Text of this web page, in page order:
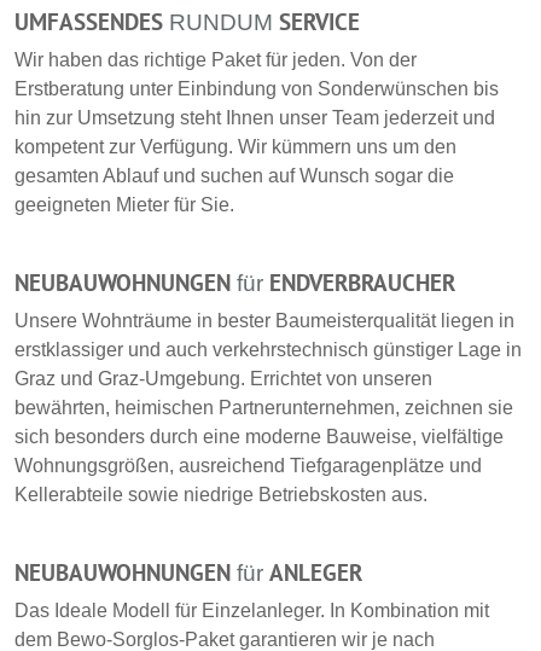
UMFASSENDES RUNDUM SERVICE
Wir haben das richtige Paket für jeden. Von der
Erstberatung unter Einbindung von Sonderwünschen bis
hin zur Umsetzung steht Ihnen unser Team jederzeit und
kompetent zur Verfügung. Wir kümmern uns um den
gesamten Ablauf und suchen auf Wunsch sogar die
geeigneten Mieter für Sie.
NEUBAUWOHNUNGEN für ENDVERBRAUCHER
Unsere Wohnträume in bester Baumeisterqualität liegen in
erstklassiger und auch verkehrstechnisch günstiger Lage in
Graz und Graz-Umgebung. Errichtet von unseren
bewährten, heimischen Partnerunternehmen, zeichnen sie
sich besonders durch eine moderne Bauweise, vielfältige
Wohnungsgrößen, ausreichend Tiefgaragenplätze und
Kellerabteile sowie niedrige Betriebskosten aus.
NEUBAUWOHNUNGEN für ANLEGER
Das Ideale Modell für Einzelanleger. In Kombination mit
dem Bewo-Sorglos-Paket garantieren wir je nach